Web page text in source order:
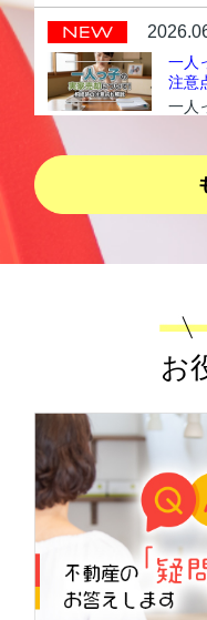
一人
注意
一人
お
空
産
空き
す
方に
ょう
記
空き家の名義変更につ
長年放置している実
の、複雑な名義変更
りませんか。亡くな
が結べないだけでな
複...
お